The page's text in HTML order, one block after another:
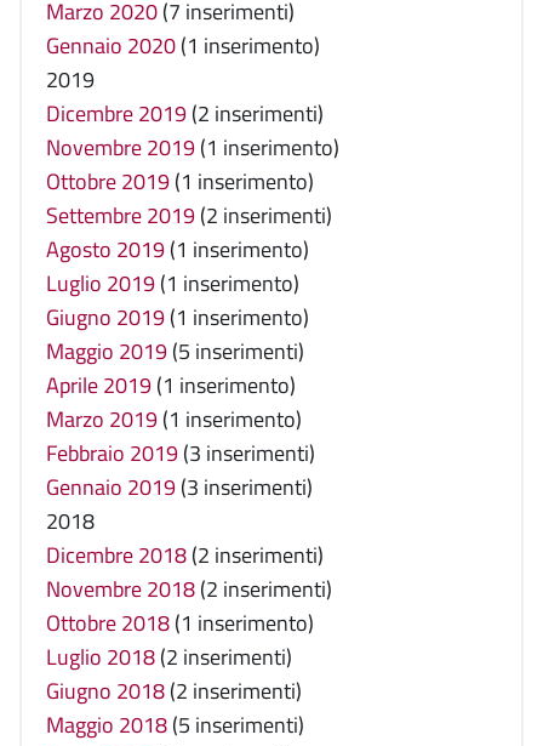
Marzo 2020(7 inserimenti)
Gennaio 2020(1 inserimento)
2019
Dicembre 2019(2 inserimenti)
Novembre 2019(1 inserimento)
Ottobre 2019(1 inserimento)
Settembre 2019(2 inserimenti)
Agosto 2019(1 inserimento)
Luglio 2019(1 inserimento)
Giugno 2019(1 inserimento)
Maggio 2019(5 inserimenti)
Aprile 2019(1 inserimento)
Marzo 2019(1 inserimento)
Febbraio 2019(3 inserimenti)
Gennaio 2019(3 inserimenti)
2018
Dicembre 2018(2 inserimenti)
Novembre 2018(2 inserimenti)
Ottobre 2018(1 inserimento)
Luglio 2018(2 inserimenti)
Giugno 2018(2 inserimenti)
Maggio 2018(5 inserimenti)